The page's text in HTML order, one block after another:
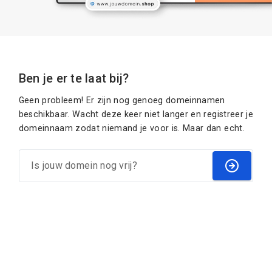
Ben je er te laat bij?
Geen probleem! Er zijn nog genoeg domeinnamen
beschikbaar. Wacht deze keer niet langer en registreer je
domeinnaam zodat niemand je voor is. Maar dan echt.